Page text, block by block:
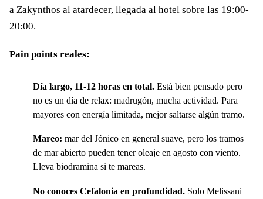
a Zakynthos al atardecer, llegada al hotel sobre las 19:00-
20:00.
Pain points reales:
Día largo, 11-12 horas en total. Está bien pensado pero
no es un día de relax: madrugón, mucha actividad. Para
mayores con energía limitada, mejor saltarse algún tramo.
Mareo: mar del Jónico en general suave, pero los tramos
de mar abierto pueden tener oleaje en agosto con viento.
Lleva biodramina si te mareas.
No conoces Cefalonia en profundidad. Solo Melissani